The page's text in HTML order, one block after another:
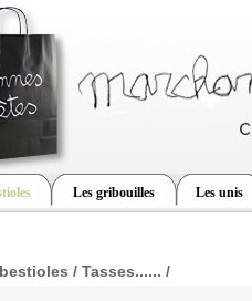
Les gribouilles Les unis
/ Tasses...... /